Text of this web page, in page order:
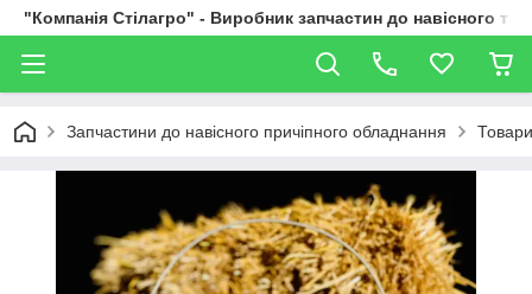
"Компанія Стілагро" - Виробник запчастин до навісного та
Запчастини до навісного причіпного обладнання